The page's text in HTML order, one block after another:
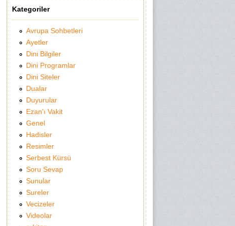
Kategoriler
Avrupa Sohbetleri
Ayetler
Dini Bilgiler
Dini Programlar
Dini Siteler
Dualar
Duyurular
Ezan'ı Vakit
Genel
Hadisler
Resimler
Serbest Kürsü
Soru Sevap
Sunular
Sureler
Vecizeler
Videolar